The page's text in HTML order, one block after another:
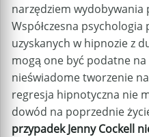
narzędziem
Współczesna
uzyskanych w hipnozie z
mogą one być podatne
nieświadome tworzenie
regresja hipnotyczna nie
dowód na poprzednie
przypadek Jenny Cockell